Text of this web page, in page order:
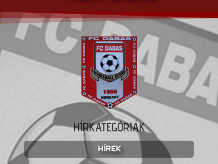
HÍRKATEGÓRIÁK
HÍREK